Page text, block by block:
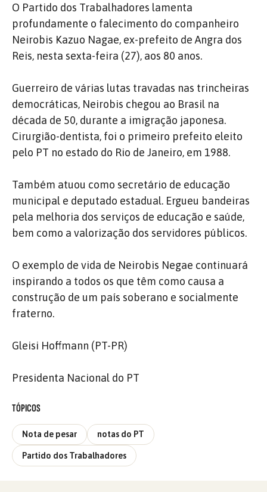
O Partido dos Trabalhadores lamenta
profundamente o falecimento do companheiro
Neirobis Kazuo Nagae, ex-prefeito de Angra dos
Reis, nesta sexta-feira (27), aos 80 anos.
Guerreiro de várias lutas travadas nas trincheiras
democráticas, Neirobis chegou ao Brasil na
década de 50, durante a imigração japonesa.
Cirurgião-dentista, foi o primeiro prefeito eleito
pelo PT no estado do Rio de Janeiro, em 1988.
Também atuou como secretário de educação
municipal e deputado estadual. Ergueu bandeiras
pela melhoria dos serviços de educação e saúde,
bem como a valorização dos servidores públicos.
O exemplo de vida de Neirobis Negae continuará
inspirando a todos os que têm como causa a
construção de um país soberano e socialmente
fraterno.
Gleisi Hoffmann (PT-PR)
Presidenta Nacional do PT
TÓPICOS
Nota de pesar notas do PT
Partido dos Trabalhadores